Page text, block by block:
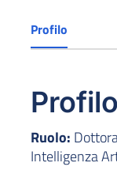
Profilo
Profilo
Ruolo:
Intelligenza